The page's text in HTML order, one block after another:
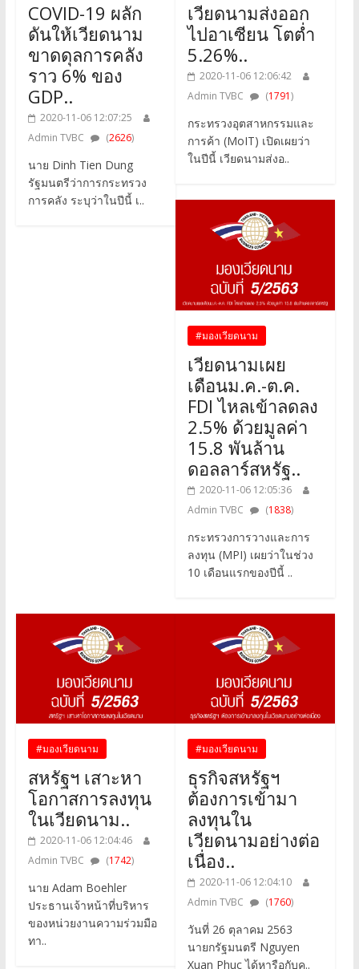
COVID-19 ผลัก
ดันให้เวียดนาม
ขาดดุลการคลัง
ราว 6% ของ
GDP..
2020-11-06 12:07:25
Admin TVBC
(2626)
นาย Dinh Tien Dung
รัฐมนตรีว่าการกระทรวง
การคลัง ระบุว่าในปีนี้ เ..
เวียดนามส่งออก
ไปอาเซียน โตต่ำ
5.26%..
2020-11-06 12:06:42
Admin TVBC
(1791)
กระทรวงอุตสาหกรรมและ
การค้า (MoIT) เปิดเผยว่า
ในปีนี้ เวียดนามส่งอ..
#มองเวียดนาม
เวียดนามเผย
เดือนม.ค.-ต.ค.
FDI ไหลเข้าลดลง
2.5% ด้วยมูลค่า
15.8 พันล้าน
ดอลลาร์สหรัฐ..
2020-11-06 12:05:36
Admin TVBC
(1838)
กระทรวงการวางและการ
ลงทุน (MPI) เผยว่าในช่วง
10 เดือนแรกของปีนี้ ..
#มองเวียดนาม
สหรัฐฯ เสาะหา
โอกาสการลงทุน
ในเวียดนาม..
2020-11-06 12:04:46
Admin TVBC
(1742)
นาย Adam Boehler
ประธานเจ้าหน้าที่บริหาร
ของหน่วยงานความร่วมมือ
ทา..
#มองเวียดนาม
ธุรกิจสหรัฐฯ
ต้องการเข้ามา
ลงทุนใน
เวียดนามอย่างต่อ
เนื่อง..
2020-11-06 12:04:10
Admin TVBC
(1760)
วันที่ 26 ตุลาคม 2563
นายกรัฐมนตรี Nguyen
Xuan Phuc ได้หารือกับค..